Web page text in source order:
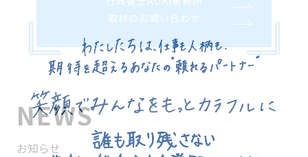
取材のお問い合わせ
NEWS
お知らせ